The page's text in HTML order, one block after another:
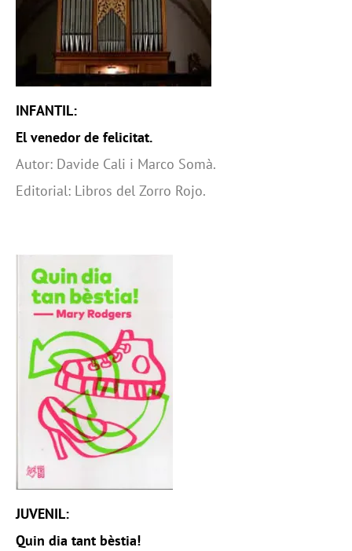
INFANTIL:
El venedor de felicitat.
Autor: Davide Cali i Marco Somà.
Editorial: Libros del Zorro Rojo.
JUVENIL:
Quin dia tant bèstia!